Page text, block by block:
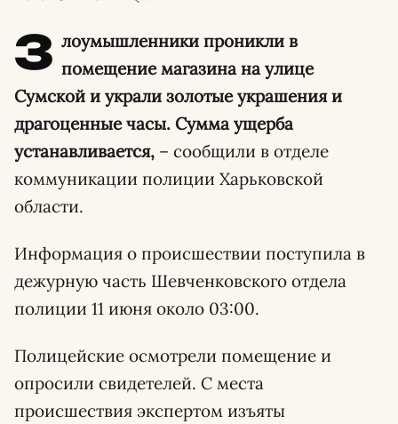
З лоумышленники проникли в
помещение магазина на улице
Сумской и украли золотые украшения и
драгоценные часы. Сумма ущерба
устанавливается, – сообщили в отделе
коммуникации полиции Харьковской
области.
Информация о происшествии поступила в
дежурную часть Шевченковского отдела
полиции 11 июня около 03:00.
Полицейские осмотрели помещение и
опросили свидетелей. С места
происшествия экспертом изъяты